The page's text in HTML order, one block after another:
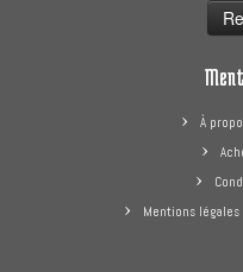
À
Mentions